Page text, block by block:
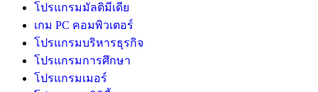
โปรแกรมมัลติมีเดีย
เกม PC คอมพิวเตอร์
โปรแกรมบริหารธุรกิจ
โปรแกรมการศึกษา
โปรแกรมเมอร์